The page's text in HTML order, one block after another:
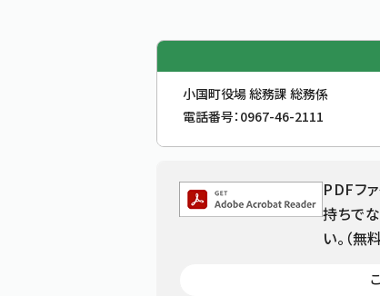
お問合せ先
小国町役場 総務課 総務係
電話番号： 0967-46-2111
PDFフ
持ちで
い。（無料